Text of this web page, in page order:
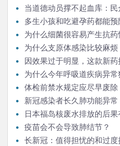
当道德动员撑不起血库：
多生小孩和吃避孕药都能
为什么细菌很容易产生抗药
为什么支原体感染比较麻烦
因效果过于明显，这款新
为什么今年呼吸道疾病异常
体检前禁水规定应尽早废除
新冠感染者长久肺功能异常
日本福岛核废水排放的后果
疫苗会不会导致肺结节？
长新冠：值得担忧的和过度